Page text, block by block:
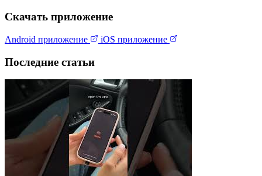
Скачать приложение
Android приложение iOS приложение
Последние статьи